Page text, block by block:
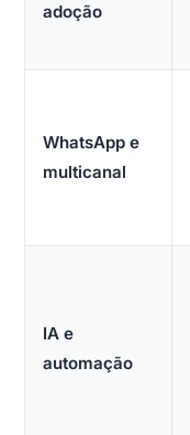
adoção
WhatsApp e
multicanal
IA e
automação